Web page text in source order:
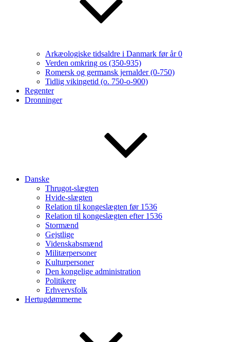
Arkæologiske tidsaldre i Danmark før år 0
Verden omkring os (350-935)
Romersk og germansk jernalder (0-750)
Tidlig vikingetid (o. 750-o-900)
Regenter
Dronninger
Danske
Thrugot-slægten
Hvide-slægten
Relation til kongeslægten før 1536
Relation til kongeslægten efter 1536
Stormænd
Gejstlige
Videnskabsmænd
Militærpersoner
Kulturpersoner
Den kongelige administration
Politikere
Erhvervsfolk
Hertugdømmerne